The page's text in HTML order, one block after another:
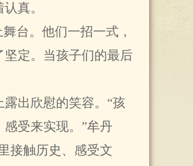
真。
台。他们一招一式，
定。当孩子们的最后
出欣慰的笑容。“孩
受来实现。”牟丹
接触历史、感受文